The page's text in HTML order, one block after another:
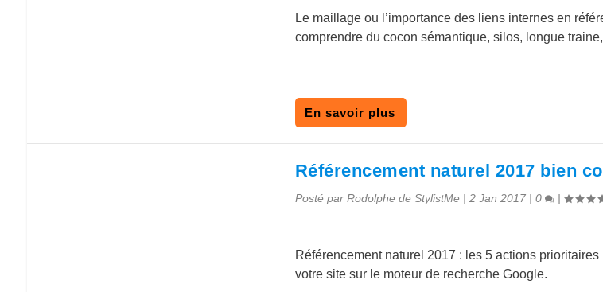
Le maillage ou l’importance des liens internes en
comprendre du cocon sémantique, silos, longue
En savoir plus
Référencement naturel 2017 bien
Posté par Rodolphe de StylistMe| 2 Jan 2017| 0 |
Référencement naturel 2017 : les 5 actions
votre site sur le moteur de recherche Google.